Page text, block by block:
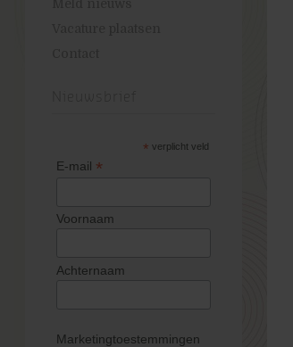
* verplicht veld
E-mail *
Voornaam
Achternaam
Marketingtoestemmingen